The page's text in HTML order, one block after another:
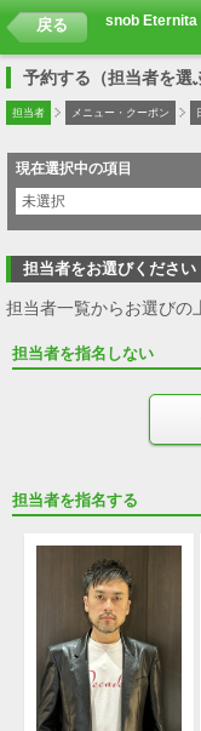
戻る snob Eternita
予約する（担当者を選
担当者 メニュー・クーポン
現在選択中の項目
未選択
担当者をお選びください
担当者一覧からお選びの
担当者を指名しない
担当者を指名する